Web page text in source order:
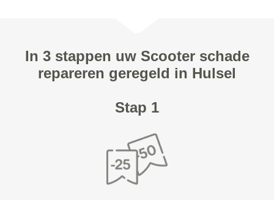
In 3 stappen uw Scooter schade
repareren geregeld in Hulsel
Stap 1